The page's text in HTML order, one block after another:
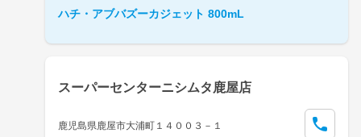
ハチ・アブバズーカジェット 800mL
スーパーセンターニシムタ鹿屋店
鹿児島県鹿屋市大浦町１４００３－１